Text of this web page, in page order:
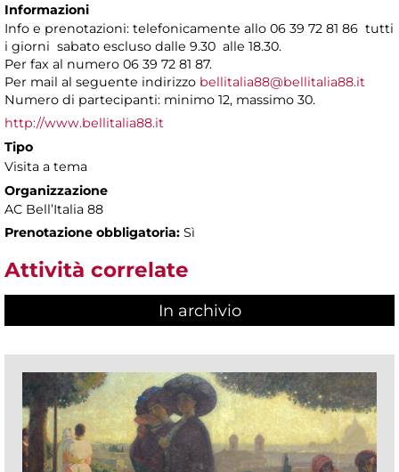
Informazioni
Info e prenotazioni: telefonicamente allo 06 39 72 81 86 tutti
i giorni sabato escluso dalle 9.30 alle 18.30.
Per fax al numero 06 39 72 81 87.
Per mail al seguente indirizzo bellitalia88@bellitalia88.it
Numero di partecipanti: minimo 12, massimo 30.
http://www.bellitalia88.it
Tipo
Visita a tema
Organizzazione
AC Bell’Italia 88
Prenotazione obbligatoria: Sì
Attività correlate
In archivio